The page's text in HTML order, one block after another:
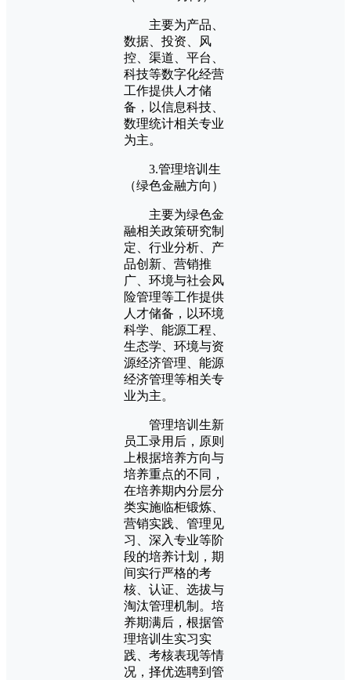
主要为产品、
数据、投资、风
控、渠道、平台、
科技等数字化经营
工作提供人才储
备，以信息科技、
数理统计相关专业
为主。
3.管理培训生
（绿色金融方向）
主要为绿色金
融相关政策研究制
定、行业分析、产
品创新、营销推
广、环境与社会风
险管理等工作提供
人才储备，以环境
科学、能源工程、
生态学、环境与资
源经济管理、能源
经济管理等相关专
业为主。
管理培训生新
员工录用后，原则
上根据培养方向与
培养重点的不同，
在培养期内分层分
类实施临柜锻炼、
营销实践、管理见
习、深入专业等阶
段的培养计划，期
间实行严格的考
核、认证、选拔与
淘汰管理机制。培
养期满后，根据管
理培训生实习实
践、考核表现等情
况，择优选聘到管